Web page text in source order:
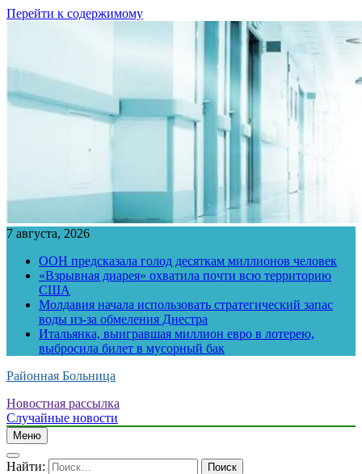
Перейти к содержимому
7 августа, 2026
ООН предсказала голод десяткам миллионов человек
«Взрывная диарея» охватила почти всю территорию
США
Молдавия начала использовать стратегический запас
воды из-за обмеления Днестра
Итальянка, выигравшая миллион евро в лотерею,
выбросила билет в мусорный бак
Районная Больница
Новостная рассылка
Случайные новости
Меню
Найти: